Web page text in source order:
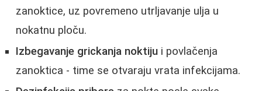
zanoktice, uz povremeno utrljavanje ulja u
nokatnu ploču.
Izbegavanje grickanja noktiju i povlačenja
zanoktica - time se otvaraju vrata infekcijama.